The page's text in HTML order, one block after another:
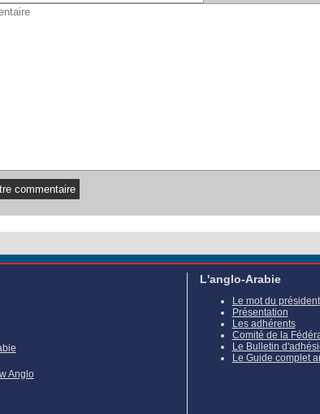
Anglo
L'anglo-Arabie
Le mot du président
Présentation
Les adhérents
Comité de la
Le Bulletin
Le Guide complet